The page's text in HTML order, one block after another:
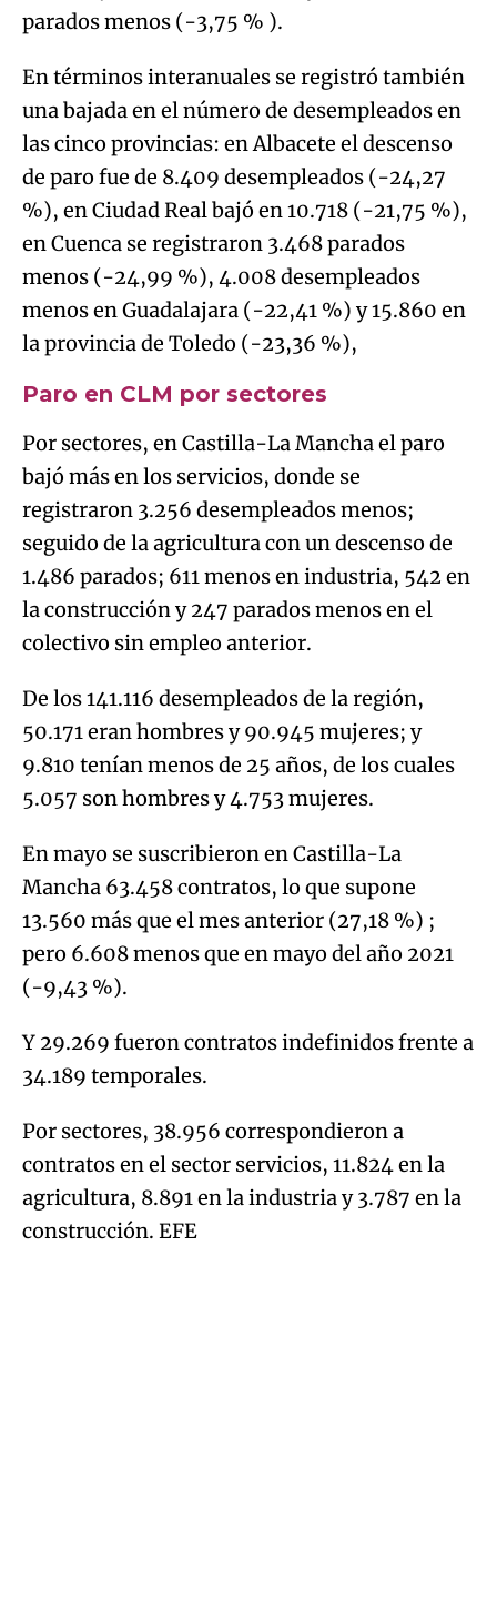
parados menos (-3,75 % ).
En términos interanuales se registró también
una bajada en el número de desempleados en
las cinco provincias: en Albacete el descenso
de paro fue de 8.409 desempleados (-24,27
%), en Ciudad Real bajó en 10.718 (-21,75 %),
en Cuenca se registraron 3.468 parados
menos (-24,99 %), 4.008 desempleados
menos en Guadalajara (-22,41 %) y 15.860 en
la provincia de Toledo (-23,36 %),
Paro en CLM por sectores
Por sectores, en Castilla-La Mancha el paro
bajó más en los servicios, donde se
registraron 3.256 desempleados menos;
seguido de la agricultura con un descenso de
1.486 parados; 611 menos en industria, 542 en
la construcción y 247 parados menos en el
colectivo sin empleo anterior.
De los 141.116 desempleados de la región,
50.171 eran hombres y 90.945 mujeres; y
9.810 tenían menos de 25 años, de los cuales
5.057 son hombres y 4.753 mujeres.
En mayo se suscribieron en Castilla-La
Mancha 63.458 contratos, lo que supone
13.560 más que el mes anterior (27,18 %) ;
pero 6.608 menos que en mayo del año 2021
(-9,43 %).
Y 29.269 fueron contratos indefinidos frente a
34.189 temporales.
Por sectores, 38.956 correspondieron a
contratos en el sector servicios, 11.824 en la
agricultura, 8.891 en la industria y 3.787 en la
construcción. EFE